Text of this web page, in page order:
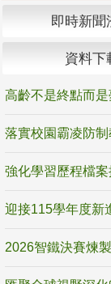
即時新聞
資料下
落實校園霸凌防
2026智鐵決賽煉